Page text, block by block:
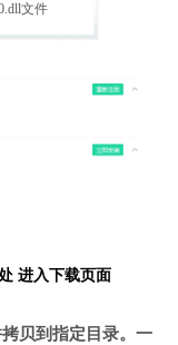
文件
进入下载页面
贝到指定目录。一